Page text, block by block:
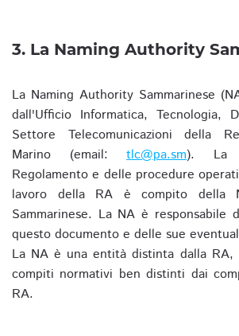
3. La Naming Authority
La Naming Authority Sammarinese
dall'Ufficio Informatica, Tecnologia,
Settore Telecomunicazioni della
Marino (email:tlc@pa.sm). La
Regolamento e delle procedure
lavoro della RA è compito della
Sammarinese. La NA è responsabile
questo documento e delle sue
La NA è una entità distinta dalla RA,
compiti normativi ben distinti dai
RA.